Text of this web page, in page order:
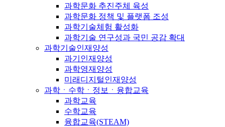
과학문화 추진주체 육성
과학문화 정책 및 플랫폼 조성
과학기술체험 활성화
과학기술 연구성과 국민 공감 확대
과학기술인재양성
과기인재양성
과학영재양성
미래디지털인재양성
과학ㆍ수학ㆍ정보ㆍ융합교육
과학교육
수학교육
융합교육(STEAM)